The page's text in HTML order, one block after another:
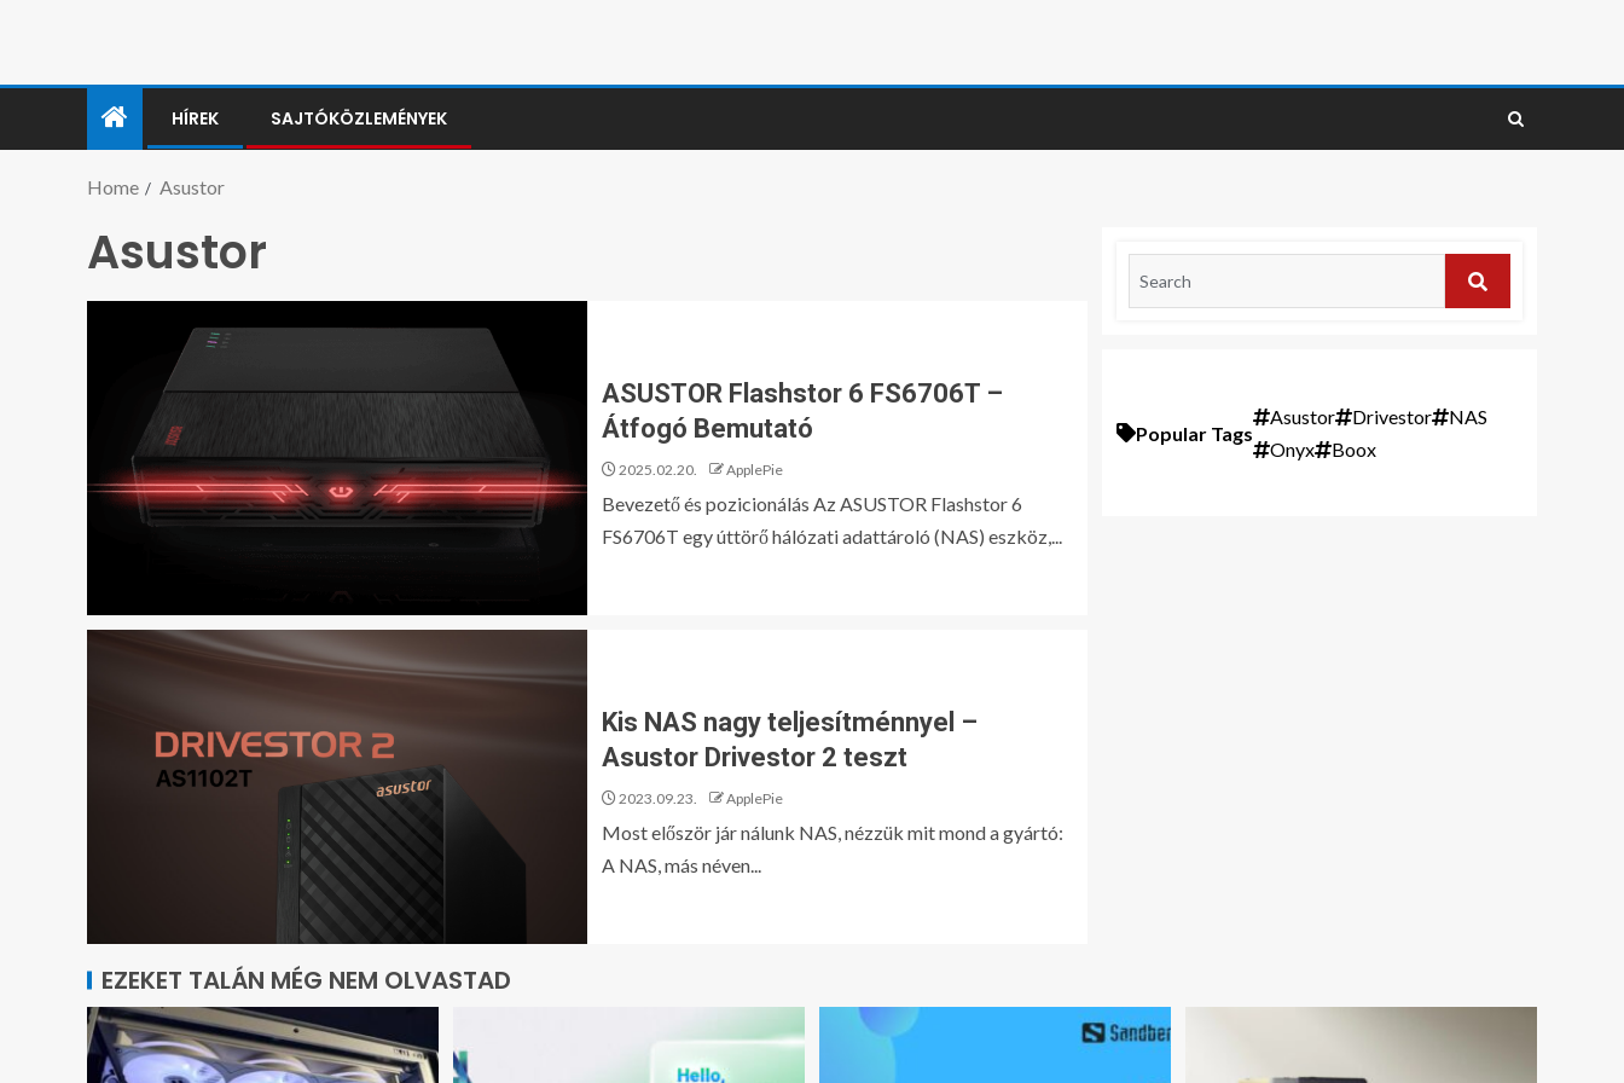
HÍREK SAJTÓKÖZLEMÉNYEK
Home Asustor
Asustor
ASUSTOR Flashstor 6 FS6706T –
Átfogó Bemutató
2025.02.20. ApplePie
Bevezető és pozicionálás Az ASUSTOR Flashstor 6
FS6706T egy úttörő hálózati adattároló (NAS) eszköz,...
Kis NAS nagy teljesítménnyel –
Asustor Drivestor 2 teszt
2023.09.23. ApplePie
Most először jár nálunk NAS, nézzük mit mond a gyártó:
A NAS, más néven...
Popular Tags
Asustor Drivestor
NAS
Onyx
Boox
EZEKET TALÁN MÉG NEM OLVASTAD